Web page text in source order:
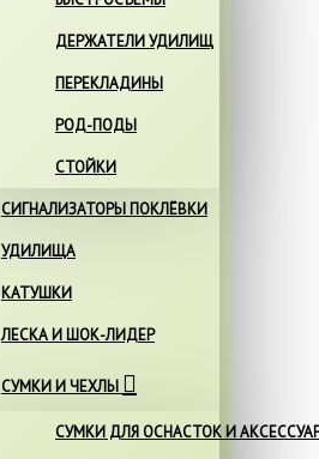
ДЕРЖАТЕЛИ УДИЛИЩ
ПЕРЕКЛАДИНЫ
РОД-ПОДЫ
СТОЙКИ
СИГНАЛИЗАТОРЫ ПОКЛЁВКИ
УДИЛИЩА
КАТУШКИ
ЛЕСКА И ШОК-ЛИДЕР
СУМКИ И ЧЕХЛЫ
СУМКИ ДЛЯ ОСНАСТОК И